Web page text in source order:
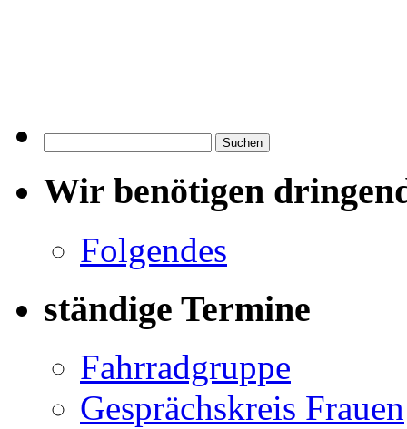
nach:
Wir benötigen
Folgendes
ständige Termine
Fahrradgruppe
Gesprächskreis Frauen